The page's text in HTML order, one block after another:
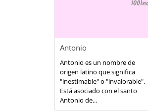
Antonio
Antonio es un nombre de
origen latino que significa
"inestimable" o "invalorable".
Está asociado con el santo
Antonio de...